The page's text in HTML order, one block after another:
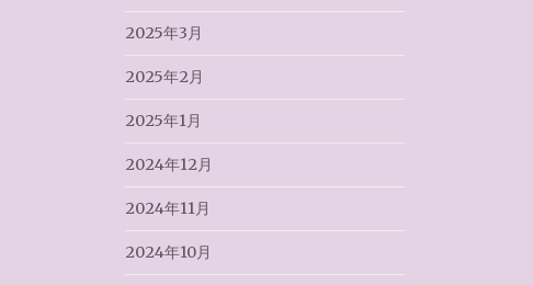
2025年3月
2025年2月
2025年1月
2024年12月
2024年11月
2024年10月